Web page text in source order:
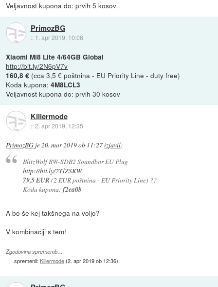
Veljavnost kupona do: prvih 5 kosov
PrimozBG
:: 1. apr 2019, 10:06
Xiaomi Mi8 Lite 4/64GB Global
http://bit.ly/2N6pV7v
160,8 € (cca 3,5 € poštnina - EU Priority Line - duty free)
Koda kupona:4M8LCL3
Veljavnost kupona do: prvih 30 kosov
Killermode
::2. apr 2019, 12:35
PrimozBG je20. mar 2019 ob 11:27izjavil:
BlitzWolf BW-SDB2 Soundbar EU Plug
http://bit.ly/2TlZSKW
79,5 EUR(2 EUR poštnina - EU Priority Line) ??
Koda kupona: f2ea0b
A bo še kej takšnega na voljo?
V kombinaciji stem!
Zgodovina sprememb…
spremenil: Killermode(2. apr 2019 ob 12:36)